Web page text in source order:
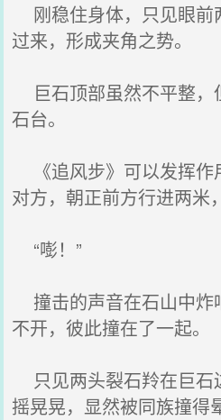
刚稳住身体，只见眼前
过来，形成夹角之势。
巨石顶部虽然不平整，
石台。
《追风步》可以发挥作
对方，朝正前方行进两米
“嘭！”
撞击的声音在石山中炸
不开，彼此撞在了一起。
只见两头裂石羚在巨石
摇晃晃，显然被同族撞得